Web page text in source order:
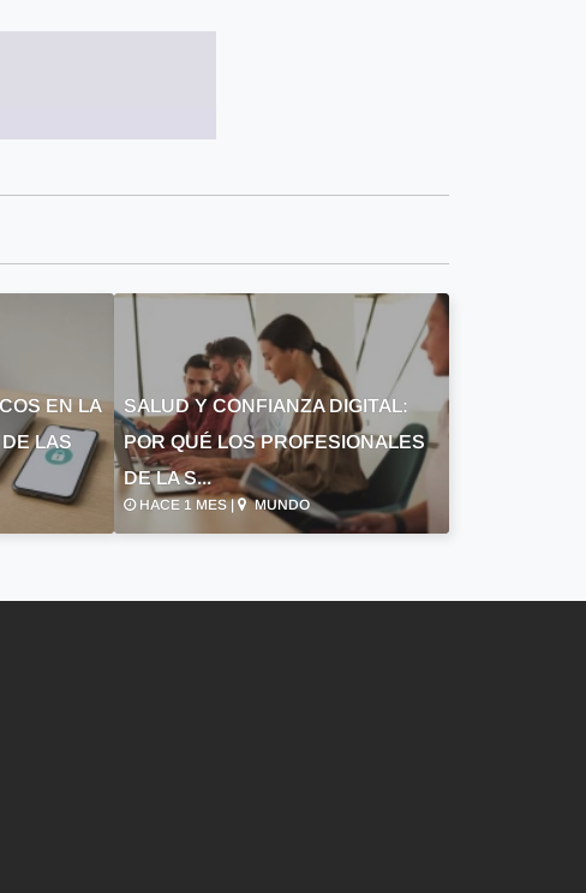
EN LA
LAS
SALUD Y CONFIANZA DIGITAL:
POR QUÉ LOS PROFESIONALES
DE LA S...
HACE 1 MES | MUNDO